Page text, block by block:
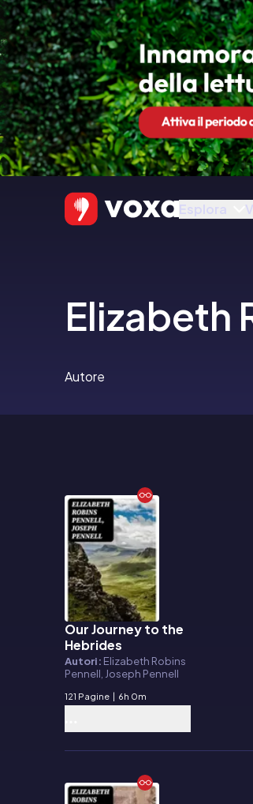
Esplora
Elizabeth
Autore
E-book
Our Journey to the
Hebrides
Autori: Elizabeth Robins
Pennell, Joseph Pennell
121 Pagine | 6h 0m